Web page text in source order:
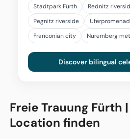
Stadtpark Fürth
Rednitz
Pegnitz riverside
Franconian city
Nuremberg
Discover bilingual
Freie Trauung Fürth
Location finden